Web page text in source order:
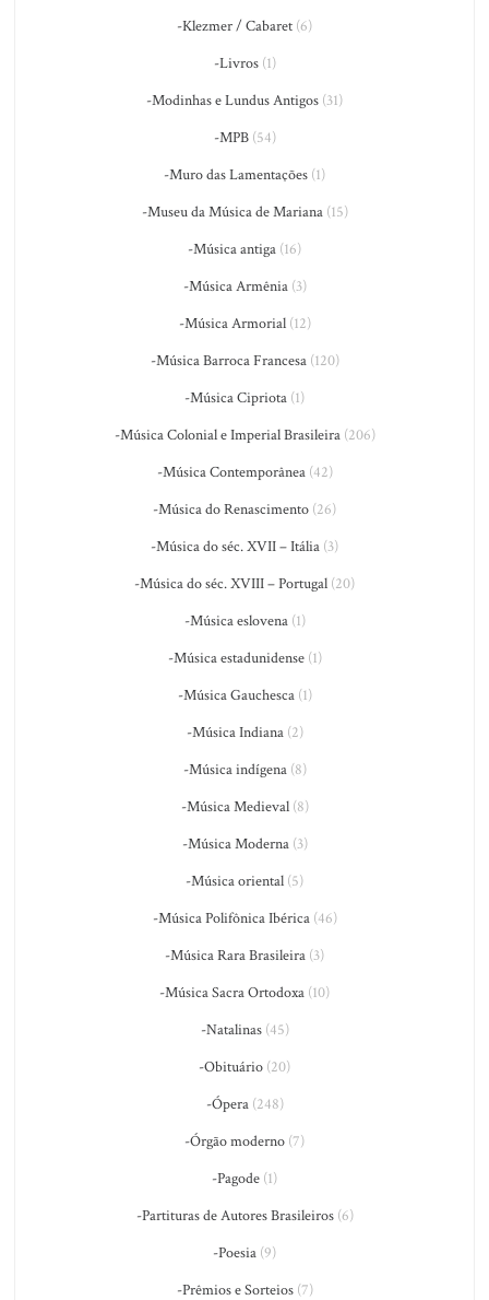
-Klezmer / Cabaret (6)
-Livros(1)
-Modinhas e Lundus Antigos (31)
-MPB(54)
-Muro das Lamentações (1)
-Museu da Música de Mariana(15)
-Música antiga (16)
-Música Armênia(3)
-Música Armorial(12)
-Música Barroca Francesa(120)
-Música Cipriota (1)
-Música Colonial e Imperial Brasileira(206)
-Música Contemporânea(42)
-Música do Renascimento (26)
-Música do séc. XVII – Itália (3)
-Música do séc. XVIII – Portugal (20)
-Música eslovena(1)
-Música estadunidense(1)
-Música Gauchesca(1)
-Música Indiana(2)
-Música indígena(8)
-Música Medieval(8)
-Música Moderna(3)
-Música oriental (5)
-Música Polifônica Ibérica(46)
-Música Rara Brasileira (3)
-Música Sacra Ortodoxa (10)
-Natalinas(45)
-Obituário (20)
-Ópera(248)
-Órgão moderno (7)
-Pagode (1)
-Partituras de Autores Brasileiros(6)
-Poesia (9)
-Prêmios e Sorteios(7)